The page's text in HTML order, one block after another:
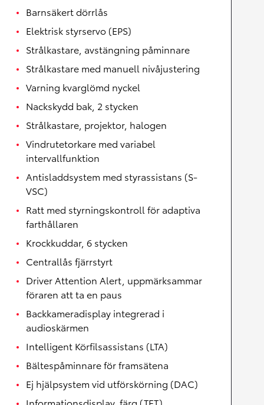
Barnsäkert dörrlås
Elektrisk styrservo (EPS)
Strålkastare, avstängning påminnare
Strålkastare med manuell nivåjustering
Varning kvarglömd nyckel
Nackskydd bak, 2 stycken
Strålkastare, projektor, halogen
Vindrutetorkare med variabel
intervallfunktion
Antisladdsystem med styrassistans (S-
VSC)
Ratt med styrningskontroll för adaptiva
farthållaren
Krockkuddar, 6 stycken
Centrallås fjärrstyrt
Driver Attention Alert, uppmärksammar
föraren att ta en paus
Backkameradisplay integrerad i
audioskärmen
Intelligent Körfilsassistans (LTA)
Bältespåminnare för framsätena
Ej hjälpsystem vid utförskörning (DAC)